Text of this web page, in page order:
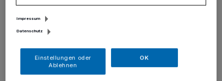
„Wir können nur das ausgeben, was wir auch
Fraktionsvorsitzender Wolfgang Jöbges nach
den Haushaltsberatungen seiner Fraktion am
Impressum
Datenschutz
Einstellungen oder
Ablehnen
OK